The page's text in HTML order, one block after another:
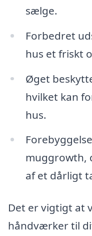
sælge.
Forbedret
hus et friskt
Øget
hvilket kan
hus.
muggrowth,
af et dårligt
Det er vigtigt at
håndværker til